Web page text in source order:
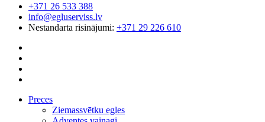
+371 26 533 388
info@egluserviss.lv
Nestandarta risinājumi: +371 29 226 610
Preces
Ziemassvētku egles